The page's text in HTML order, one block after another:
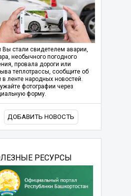
Вы стали свидетелем аварии,
необычного погодного
провала дороги или
теплотрассы, сообщите об
в ленте народных новостей.
фотографии через
форму.
ДОБАВИТЬ НОВОСТЬ
РЕСУРСЫ